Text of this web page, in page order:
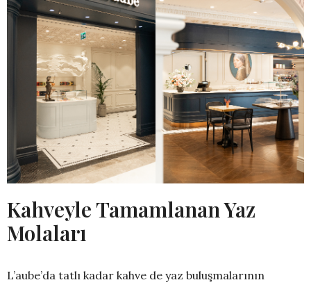
Kahveyle Tamamlanan Yaz
Molaları
L’aube’da tatlı kadar kahve de yaz buluşmalarının